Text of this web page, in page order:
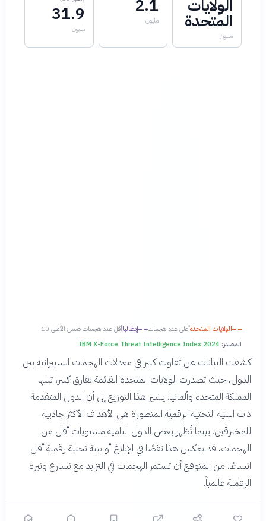
الولايات
المتحدة
مليون
2.1
مليون 31.9
مليون
الولايات المتحدةأعلى عدد هجمات إيطالياأقل عدد هجمات ضمن الأعلى 10
المصدر: IBM X-Force Threat Intelligence Index 2024
كشفت البيانات عن تفاوت كبير في معدلات الهجمات السيبرانية بين
الدول، حيث تصدرت الولايات المتحدة القائمة بفارق كبير، تليها
المملكة المتحدة وألمانيا. يشير هذا التوزيع إلى أن الدول المتقدمة
ذات البنية التحتية الرقمية المتطورة هي الأهداف الأكثر جاذبية
للمخترقين. بينما تُظهر بعض الدول النامية مستويات أقل من
الهجمات، قد يعكس هذا نقصًا في الإبلاغ أو بنية تحتية رقمية أقل
اتساعًا. من المتوقع أن تستمر الهجمات في التزايد مع تسارع وتيرة
الرقمنة عالمياً.